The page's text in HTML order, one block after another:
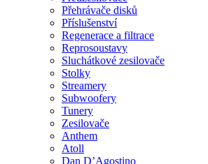
Přehrávače disků
Příslušenství
Regenerace a filtrace
Reprosoustavy
Sluchátkové zesilovače
Stolky
Streamery
Subwoofery
Tunery
Zesilovače
Anthem
Atoll
Dan D’Agostino